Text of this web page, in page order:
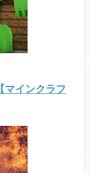
マインクラフ